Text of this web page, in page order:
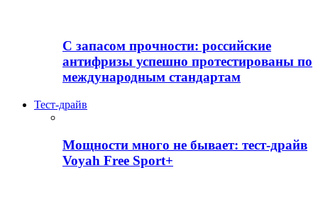
С запасом прочности: российские
антифризы успешно протестированы по
международным стандартам
Тест-драйв
Мощности много не бывает: тест-драйв
Voyah Free Sport+